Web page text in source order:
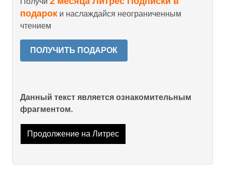
подарок и наслаждайся неограниченным
чтением
ПОЛУЧИТЬ ПОДАРОК
Данный текст является ознакомительным
фрагментом.
Продолжение на Литрес